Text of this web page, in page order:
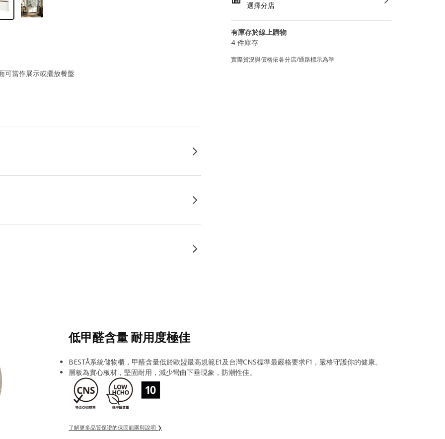
選擇分店
有庫存於線上購物
4 件庫存
實際貨況與價格依各分店/通路標示為準
可當作展示或擺放餐盤
低甲醛含量 耐用度極佳
BESTÅ系統儲物櫃，甲醛含量低於歐盟最高規範E1及台灣CNS標準最嚴格要求F1，嚴格守護你的健康。
層板為實心板材，堅固耐用，減少彎曲下垂現象，防潮性佳。
了解更多品質保證的保固範圍與說明 ❯